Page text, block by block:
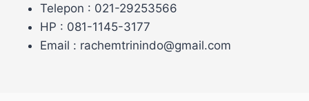
Telepon : 021-29253566
HP : 081-1145-3177
Email : rachemtrinindo@gmail.com